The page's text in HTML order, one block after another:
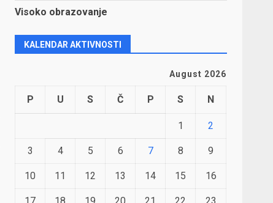
Visoko obrazovanje
KALENDAR AKTIVNOSTI
August 2026
P U S Č P S N
1 2
3 4 5 6 7 8 9
10 11 12 13 14 15 16